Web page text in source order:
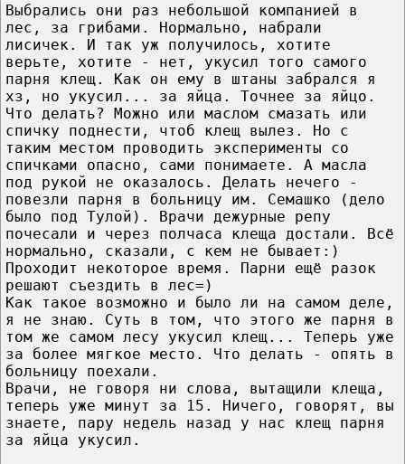
Выбрались они раз небольшой компанией в
лес, за грибами. Нормально, набрали
лисичек. И так уж получилось, хотите
верьте, хотите - нет, укусил того самого
парня клещ. Как он ему в штаны забрался я
хз, но укусил... за яйца. Точнее за яйцо.
Что делать? Можно или маслом смазать или
спичку поднести, чтоб клещ вылез. Но с
таким местом проводить эксперименты со
спичками опасно, сами понимаете. А масла
под рукой не оказалось. Делать нечего -
повезли парня в больницу им. Семашко (дело
было под Тулой). Врачи дежурные репу
почесали и через полчаса клеща достали. Всё
нормально, сказали, с кем не бывает:)
Проходит некоторое время. Парни ещё разок
решают съездить в лес=)
Как такое возможно и было ли на самом деле,
я не знаю. Суть в том, что этого же парня в
том же самом лесу укусил клещ... Теперь уже
за более мягкое место. Что делать - опять в
больницу поехали.
Врачи, не говоря ни слова, вытащили клеща,
теперь уже минут за 15. Ничего, говорят, вы
знаете, пару недель назад у нас клещ парня
за яйца укусил.